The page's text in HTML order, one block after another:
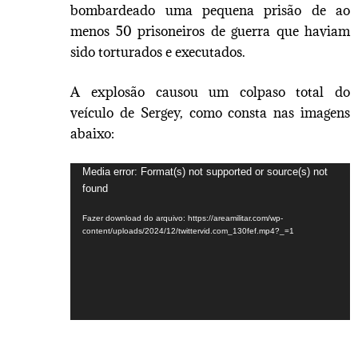
bombardeado uma pequena prisão de ao
menos 50 prisoneiros de guerra que haviam
sido torturados e executados.
A explosão causou um colpaso total do
veículo de Sergey, como consta nas imagens
abaixo:
Tocador
de
vídeo
Media error: Format(s) not supported or source(s) not
found
Fazer download do arquivo: https://areamilitar.com/wp-
content/uploads/2024/12/twittervid.com_130fef.mp4?_=1